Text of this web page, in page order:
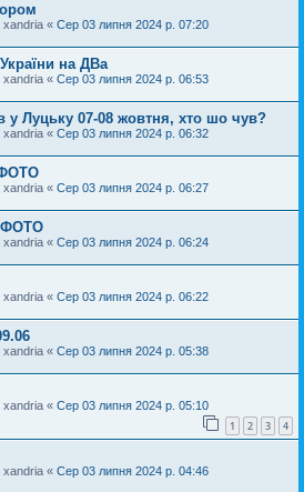
xandria « Сер 03 липня 2024 р. 07:20
на ДВа
xandria « Сер 03 липня 2024 р. 06:53
у Луцьку 07-08 жовтня, хто шо чув?
xandria « Сер 03 липня 2024 р. 06:32
xandria « Сер 03 липня 2024 р. 06:27
ФОТО
xandria « Сер 03 липня 2024 р. 06:24
xandria « Сер 03 липня 2024 р. 06:22
xandria « Сер 03 липня 2024 р. 05:38
xandria « Сер 03 липня 2024 р. 05:10
1 2 3 4
xandria « Сер 03 липня 2024 р. 04:46